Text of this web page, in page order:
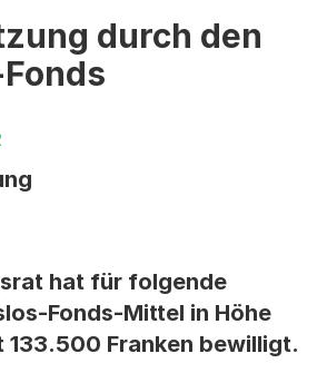
durch den
hat für folgende
Fonds-Mittel in Höhe
133.500 Franken bewilligt.